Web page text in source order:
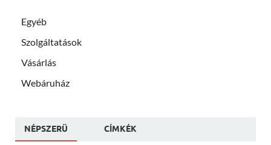
Egyéb
Szolgáltatások
Vásárlás
Webáruház
NÉPSZERÜ CÍMKÉK